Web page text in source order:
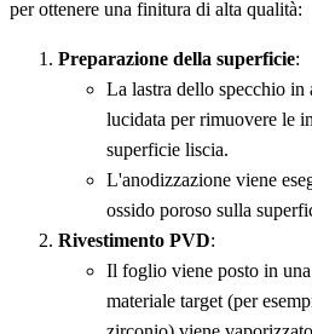
per ottenere una finitura di alta qualità:
Preparazione della superficie:
La lastra dello specchio
lucidata per rimuovere le
superficie liscia.
L'anodizzazione viene
ossido poroso sulla
Rivestimento PVD:
Il foglio viene posto in
materiale target (per